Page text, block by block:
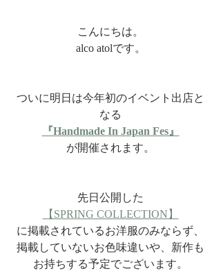
こんにちは。
alco atolです。
ついに明日は今年初のイベント出店と
なる
『Handmade In Japan Fes』
が開催されます。
先日公開した
【SPRING COLLECTION】
に掲載されているお洋服のみならず、
掲載していないお色味違いや、新作も
お持ちする予定でございます。